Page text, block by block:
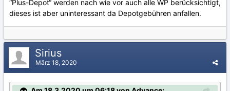
“Plus-Depot“ werden nach wie vor auch alle WP berücksichtigt,
dieses ist aber uninteressant da Depotgebühren anfallen.
Sirius
März 18, 2020